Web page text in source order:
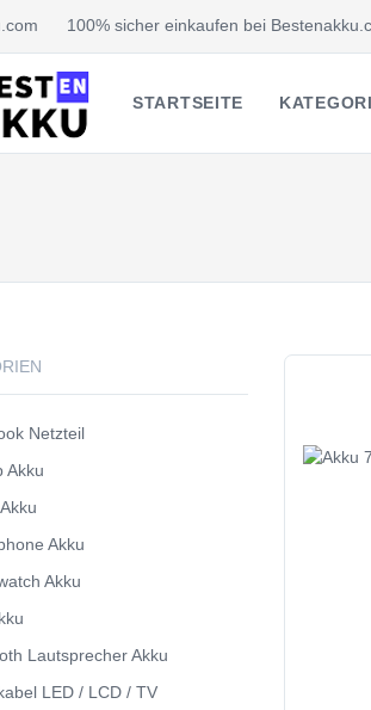
100% sicher einkaufen bei
STARTSEITE
Netzteil
Akku
Akku
Akku
Lautsprecher Akku
LED / LCD / TV